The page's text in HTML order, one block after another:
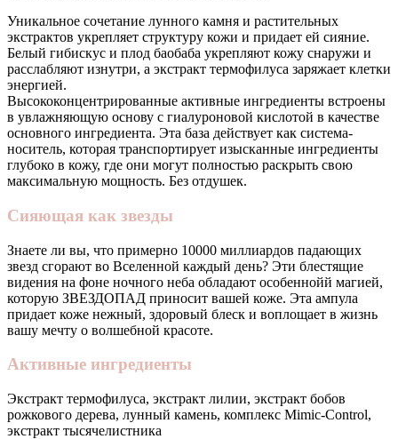
Уникальное сочетание лунного камня и растительных
экстрактов укрепляет структуру кожи и придает ей сияние.
Белый гибискус и плод баобаба укрепляют кожу снаружи и
расслабляют изнутри, а экстракт термофилуса заряжает клетки
энергией.
Высококонцентрированные активные ингредиенты встроены
в увлажняющую основу с гиалуроновой кислотой в качестве
основного ингредиента. Эта база действует как система-
носитель, которая транспортирует изысканные ингредиенты
глубоко в кожу, где они могут полностью раскрыть свою
максимальную мощность. Без отдушек.
Сияющая как звезды
Знаете ли вы, что примерно 10000 миллиардов падающих
звезд сгорают во Вселенной каждый день? Эти блестящие
видения на фоне ночного неба обладают особеннойй магией,
которую ЗВЕЗДОПАД приносит вашей коже. Эта ампула
придает коже нежный, здоровый блеск и воплощает в жизнь
вашу мечту о волшебной красоте.
Активные ингредиенты
Экстракт термофилуса, экстракт лилии, экстракт бобов
рожкового дерева, лунный камень, комплекс Mimic-Control,
экстракт тысячелистника